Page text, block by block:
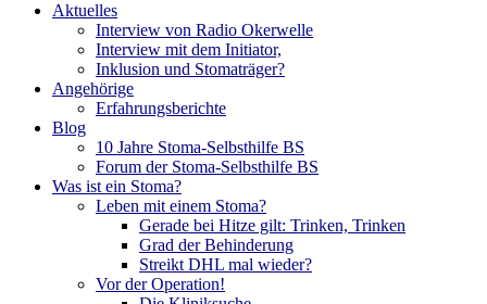
Aktuelles
Interview von Radio Okerwelle
Interview mit dem Initiator,
Inklusion und Stomaträger?
Angehörige
Erfahrungsberichte
Blog
10 Jahre Stoma-Selbsthilfe BS
Forum der Stoma-Selbsthilfe BS
Was ist ein Stoma?
Leben mit einem Stoma?
Gerade bei Hitze gilt: Trinken, Trinken
Grad der Behinderung
Streikt DHL mal wieder?
Vor der Operation!